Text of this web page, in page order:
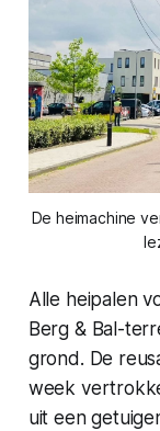
De heimachine
Alle heipalen
Berg & Bal-
grond. De
week
uit een